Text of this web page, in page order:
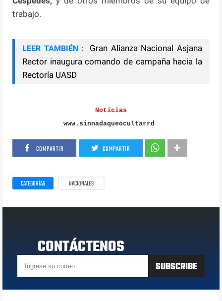
trabajo.
LEER TAMBIÉN :
Gran Alianza Nacional Asjana
Rector inaugura comando de campaña hacia la
Rectoría UASD
Noticias
www.sinnadaqueocultarrd
COMPARTIR COMPARTIR
CATEGORÍAS NACIONALES
CONTÁCTENOS